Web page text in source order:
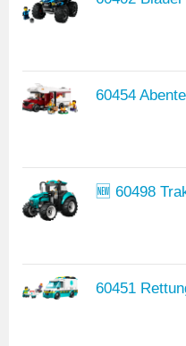
60454
🆕 60498
60451